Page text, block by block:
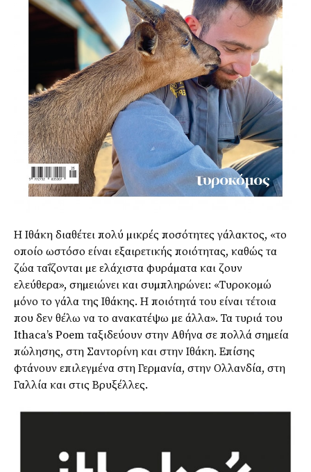
Η Ιθάκη διαθέτει πολύ µικρές ποσότητες γάλακτος, «το
οποίο ωστόσο είναι εξαιρετικής ποιότητας, καθώς τα
ζώα ταΐζονται µε ελάχιστα φυράµατα και ζουν
ελεύθερα», σηµειώνει και συµπληρώνει: «Τυροκοµώ
µόνο το γάλα της Ιθάκης. Η ποιότητά του είναι τέτοια
που δεν θέλω να το ανακατέψω µε άλλα». Τα τυριά του
Ithaca’s Poem ταξιδεύουν στην Αθήνα σε πολλά σηµεία
πώλησης, στη Σαντορίνη και στην Ιθάκη. Επίσης
φτάνουν επιλεγµένα στη Γερµανία, στην Ολλανδία, στη
Γαλλία και στις Βρυξέλλες.